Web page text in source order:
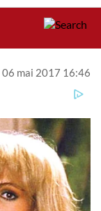
06 mai 2017 16:46